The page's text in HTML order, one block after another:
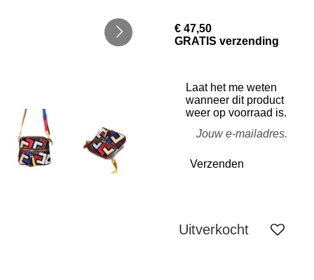
€ 47,50
GRATIS verzending
Laat het me weten
wanneer dit product
weer op voorraad is.
Verzenden
Uitverkocht